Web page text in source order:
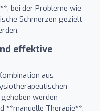
bei der Probleme wie
Schmerzen gezielt
effektive
aus
werden
**manuelle Therapie**,